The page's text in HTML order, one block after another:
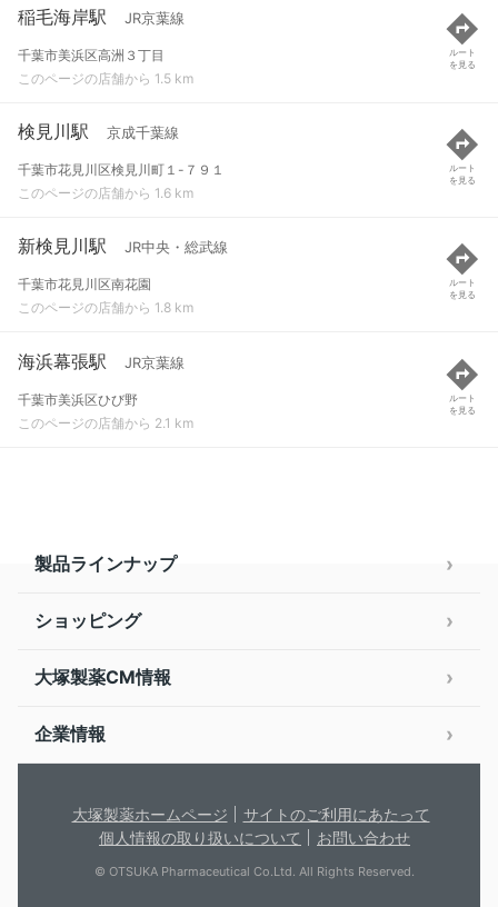
稲毛海岸駅 JR京葉線
千葉市美浜区高洲３丁目
このページの店舗から 1.5 km
ルート
を見る
検見川駅 京成千葉線
千葉市花見川区検見川町１-７９１
このページの店舗から 1.6 km
ルート
を見る
新検見川駅 JR中央・総武線
千葉市花見川区南花園
このページの店舗から 1.8 km
ルート
を見る
海浜幕張駅 JR京葉線
千葉市美浜区ひび野
このページの店舗から 2.1 km
ルート
を見る
製品ラインナップ
ショッピング
大塚製薬CM情報
企業情報
大塚製薬ホームページ
サイトのご利用にあたって
個人情報の取り扱いについて
お問い合わせ
© OTSUKA Pharmaceutical Co.Ltd. All Rights Reserved.